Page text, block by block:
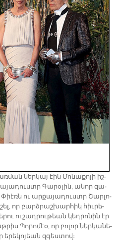
ներ­կայ էին Մո­նա­քո­յի իշ­
Գա­րօ­լին, ա­նոր զա­
ու ար­քա­յա­դուստր Շար­լո­
որ բարձ­րաշ­խար­հիկ հիւ­րե­
ու­շադ­րու­թեան կեդ­րո­նին էր
Պո­րո­մէօ, որ բո­լոր ներ­կա­նե­
ե­րե­կո­յեան զգես­տով։